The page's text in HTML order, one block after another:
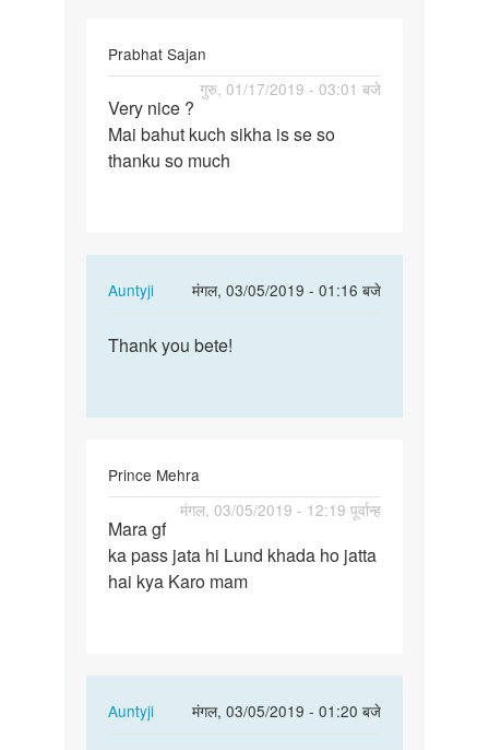
Prabhat Sajan
गुरु, 01/17/2019 - 03:01 बजे
Very
nice
?
Very nice ?
Mai bahut kuch sikha is se so
thanku so much
Auntyji
मंगल, 03/05/2019 - 01:16 बजे
In
to
?
bahut
kuch…
by
Prabhat
Sajan
Thank
Thank you bete!
Prince Mehra
मंगल, 03/05/2019 - 12:19 पूर्वान्ह
Mara
gf
ka
Mara gf
ka pass jata hi Lund khada ho jatta
hai kya Karo mam
Auntyji
मंगल, 03/05/2019 - 01:20 बजे
In